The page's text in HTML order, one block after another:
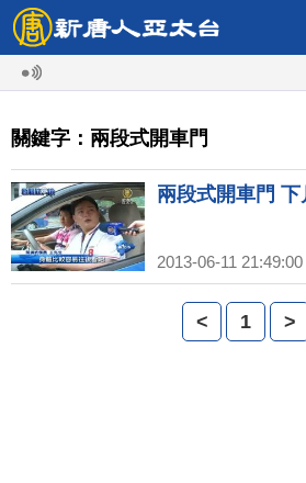
關鍵字：兩段式開車門
兩段式開車門
2013-06-11 21:49:00
< 1 >